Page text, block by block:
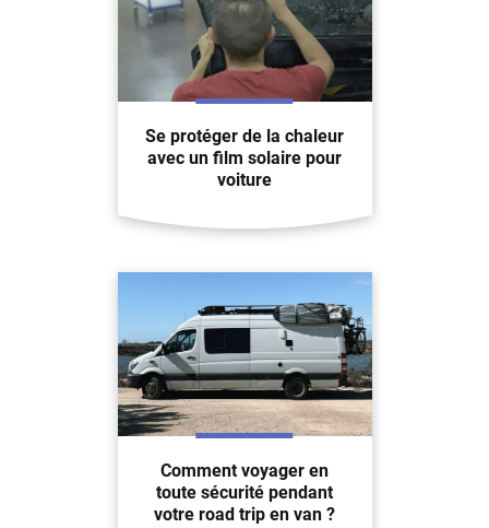
Se protéger de la chaleur
avec un film solaire pour
voiture
Comment voyager en
toute sécurité pendant
votre road trip en van ?